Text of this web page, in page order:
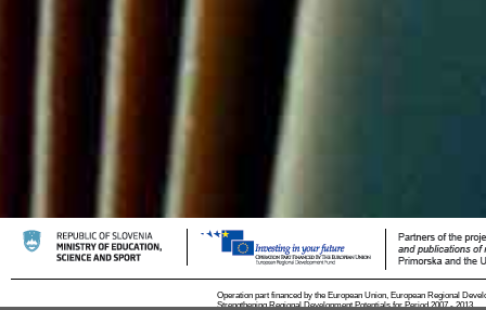
Operation part financed by the European Union, European Regional
Strengthening Regional Development Potentials for Period 2007 - 2013.